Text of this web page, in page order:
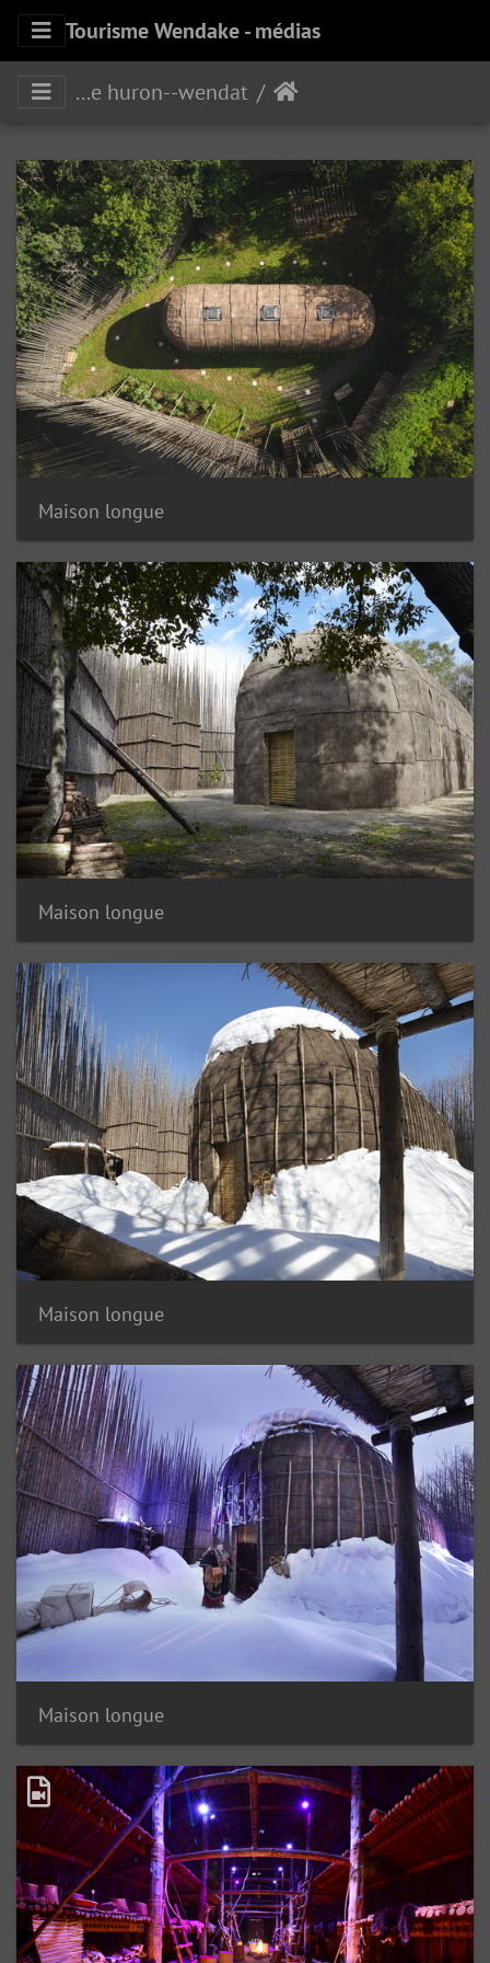
Tourisme Wendake - médias
Maison longue Ekionkiestha'Musée huron--wendat
Maison longue
Maison longue
Maison longue
Maison longue